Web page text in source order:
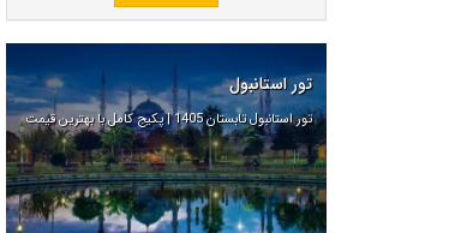
تور استانبول
تور استانبول تابستان 1405 | پکیج کامل با بهترین قیمت